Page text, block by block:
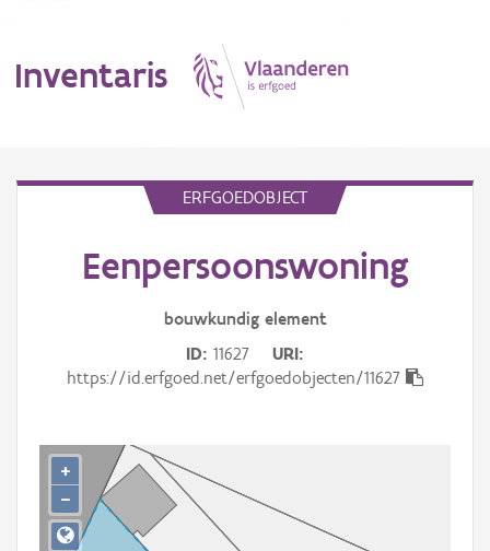
Inventaris
Erfgoedobject
Gebeurtenis
Persoon of collectief
ERFGOEDOBJECT
Eenpersoonswoning
bouwkundig element
ID 11627
URI
https://id.erfgoed.net/erfgoedobjecten/11627
+
−